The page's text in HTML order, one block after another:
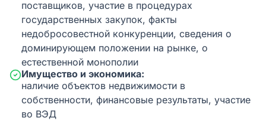
поставщиков, участие в процедурах
государственных закупок, факты
недобросовестной конкуренции, сведения о
доминирующем положении на рынке, о
естественной монополии
Имущество и экономика:
наличие объектов недвижимости в
собственности, финансовые результаты, участие
во ВЭД